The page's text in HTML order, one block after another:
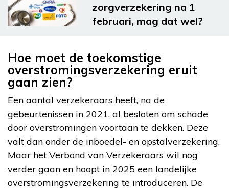
zorgverzekering na 1
februari, mag dat wel?
Hoe moet de toekomstige
overstromingsverzekering eruit
gaan zien?
Een aantal verzekeraars heeft, na de
gebeurtenissen in 2021, al besloten om schade
door overstromingen voortaan te dekken. Deze
valt dan onder de inboedel- en opstalverzekering.
Maar het Verbond van Verzekeraars wil nog
verder gaan en hoopt in 2025 een landelijke
overstromingsverzekering te introduceren. De